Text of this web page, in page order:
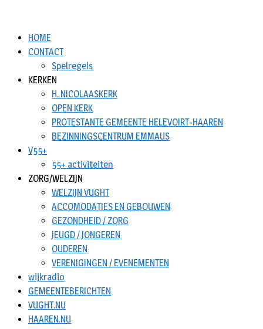
HOME
CONTACT
Spelregels
KERKEN
H. NICOLAASKERK
OPEN KERK
PROTESTANTE GEMEENTE HELEVOIRT-HAAREN
BEZINNINGSCENTRUM EMMAUS
V55+
55+ activiteiten
ZORG/WELZIJN
WELZIJN VUGHT
ACCOMODATIES EN GEBOUWEN
GEZONDHEID / ZORG
JEUGD / JONGEREN
OUDEREN
VERENIGINGEN / EVENEMENTEN
wijkradio
GEMEENTEBERICHTEN
VUGHT.NU
HAAREN.NU